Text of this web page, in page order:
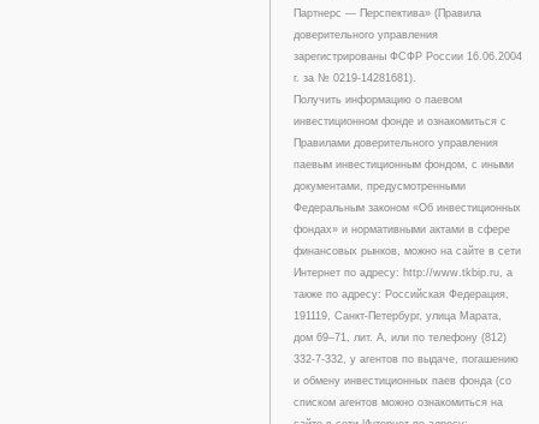
Партнерс — Перспектива» (Правила
доверительного управления
зарегистрированы ФСФР России 16.06.2004
г. за № 0219-14281681).
Получить информацию о паевом
инвестиционном фонде и ознакомиться с
Правилами доверительного управления
паевым инвестиционным фондом, с иными
документами, предусмотренными
Федеральным законом «Об инвестиционных
фондах» и нормативными актами в сфере
финансовых рынков, можно на сайте в сети
Интернет по адресу: http://www.tkbip.ru, а
также по адресу: Российская Федерация,
191119, Санкт-Петербург, улица Марата,
дом 69–71, лит. А, или по телефону (812)
332-7-332, у агентов по выдаче, погашению
и обмену инвестиционных паев фонда (со
списком агентов можно ознакомиться на